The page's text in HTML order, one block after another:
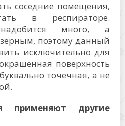
соседние помещения,
в респираторе.
много, а
поэтому данный
исключительно для
поверхность
точечная, а не
применяют другие